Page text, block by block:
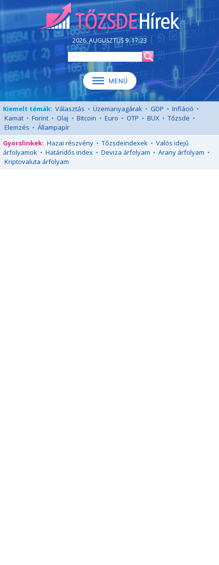
2026. AUGUSZTUS 9. 17:23
Kiemelt témák: Választás • Üzemanyagárak • GDP • Infláció •
Kamat • Forint • Olaj • Bitcoin • Euro • OTP • BUX • Tőzsde •
Elemzés • Állampapír
Gyorslinkek: Hazai részvény • Tőzsdeindexek • Valós idejű
árfolyamok • Határidős index • Deviza árfolyam • Arany árfolyam •
Kriptovaluta árfolyam